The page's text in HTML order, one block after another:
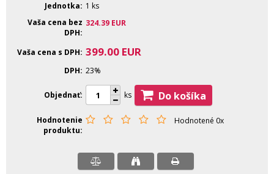
Jednotka
1 ks
Vaša cena bez
DPH
324.39 EUR
Vaša cena s DPH 399.00 EUR
DPH 23%
Objednať ks Do košíka
Hodnotenie
produktu
Hodnotené 0x